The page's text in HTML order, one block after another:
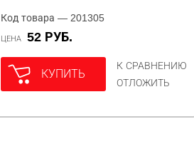
Код товара — 201305
ЦЕНА 52 РУБ.
КУПИТЬ
К СРАВНЕНИЮ
ОТЛОЖИТЬ